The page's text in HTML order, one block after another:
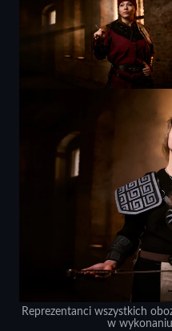
Reprezentanci wszystkich
w wykonaniu